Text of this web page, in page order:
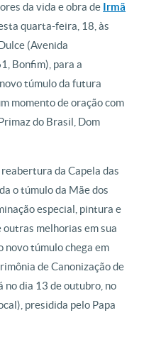
da vida e obra de Irmã
quarta-feira, 18, às
(Avenida
Bonfim), para a
túmulo da futura
momento de oração com
do Brasil, Dom
da Capela das
o túmulo da Mãe dos
especial, pintura e
melhorias em sua
novo túmulo chega em
de Canonização de
no dia 13 de outubro, no
presidida pelo Papa